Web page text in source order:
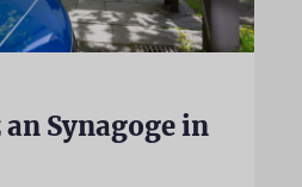
Synagoge in